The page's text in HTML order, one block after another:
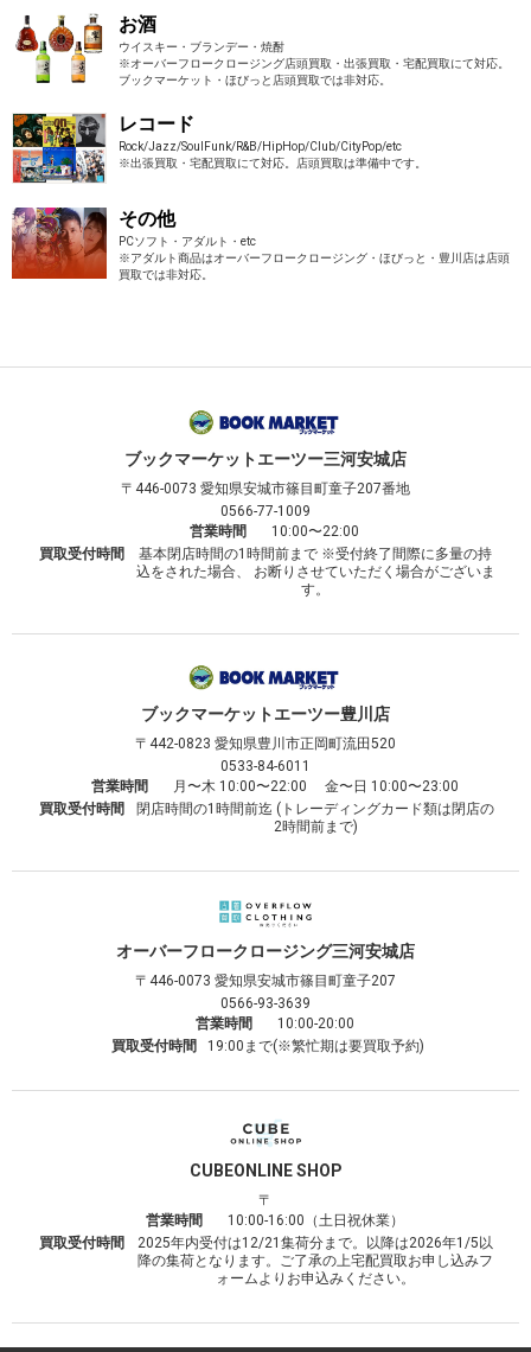
お酒
ウイスキー・ブランデー・焼酎
※オーバーフロークロージング店頭買取・出張買取・宅配買取にて対応。
ブックマーケット・ほびっと店頭買取では非対応。
レコード
Rock/Jazz/SoulFunk/R&B/HipHop/Club/CityPop/etc
※出張買取・宅配買取にて対応。店頭買取は準備中です。
その他
PCソフト・アダルト・etc
※アダルト商品はオーバーフロークロージング・ほびっと・豊川店は店頭
買取では非対応。
ブックマーケットエーツー三河安城店
〒446-0073 愛知県安城市篠目町童子207番地
0566-77-1009
営業時間
10:00〜22:00
買取受付時間
基本閉店時間の1時間前まで ※受付終了間際に多量の持
込をされた場合、 お断りさせていただく場合がございま
す。
ブックマーケットエーツー豊川店
〒442-0823 愛知県豊川市正岡町流田520
0533-84-6011
営業時間
月〜木 10:00〜22:00 金〜日 10:00〜23:00
買取受付時間
閉店時間の1時間前迄 (トレーディングカード類は閉店の
2時間前まで)
オーバーフロークロージング三河安城店
〒446-0073 愛知県安城市篠目町童子207
0566-93-3639
営業時間
10:00-20:00
買取受付時間
19:00まで(※繁忙期は要買取予約)
CUBEONLINE SHOP
〒
営業時間
10:00-16:00（土日祝休業）
買取受付時間
2025年内受付は12/21集荷分まで。以降は2026年1/5以
降の集荷となります。ご了承の上宅配買取お申し込みフ
ォームよりお申込みください。